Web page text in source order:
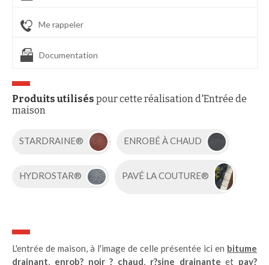
Me rappeler
Documentation
Produits utilisés pour cette réalisation d'Entrée de
maison
STARDRAINE® ENROBÉ À CHAUD
HYDROSTAR® PAVÉ LA COUTURE®
L'entrée de maison, à l'image de celle présentée ici en bitume
drainant, enrob? noir ? chaud, r?sine drainante et pav?